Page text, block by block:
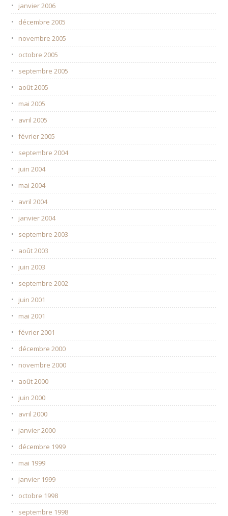
janvier 2006
décembre 2005
novembre 2005
octobre 2005
septembre 2005
août 2005
mai 2005
avril 2005
février 2005
septembre 2004
juin 2004
mai 2004
avril 2004
janvier 2004
septembre 2003
août 2003
juin 2003
septembre 2002
juin 2001
mai 2001
février 2001
décembre 2000
novembre 2000
août 2000
juin 2000
avril 2000
janvier 2000
décembre 1999
mai 1999
janvier 1999
octobre 1998
septembre 1998